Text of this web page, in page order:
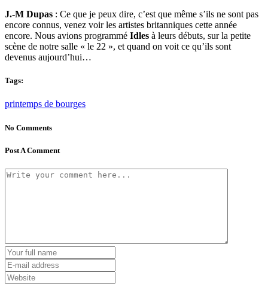
J.-M Dupas : Ce que je peux dire, c’est que même s’ils ne sont pas
encore connus, venez voir les artistes britanniques cette année
encore. Nous avions programmé Idles à leurs débuts, sur la petite
scène de notre salle « le 22 », et quand on voit ce qu’ils sont
devenus aujourd’hui…
Tags:
printemps de bourges
No Comments
Post A Comment